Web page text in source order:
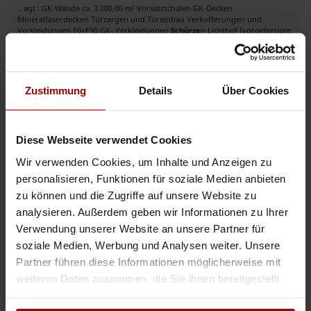
Zustimmung Details Über Cookies
Diese Webseite verwendet Cookies
Wir verwenden Cookies, um Inhalte und Anzeigen zu
personalisieren, Funktionen für soziale Medien anbieten
zu können und die Zugriffe auf unsere Website zu
analysieren. Außerdem geben wir Informationen zu Ihrer
Verwendung unserer Website an unsere Partner für
soziale Medien, Werbung und Analysen weiter. Unsere
Partner führen diese Informationen möglicherweise mit
weiteren Daten zusammen, die Sie ihnen bereitgestellt
.. agt : GK-Wände ca. 3.000,00 m² Vorsatzschalen GK-Decken
Mineralfaserdecken Türzargen und Türeinbau Verkofferungen und
Verkleidungen F0+F90 GK- Verkleidungen Schürzen Lichthof (vorgefertigte
6-8 Trockenbauer gesucht
Auftragswert: 135.000,00 EUR
.. agt : GK-Wände ca. 3.000,00 m² Vorsatzschalen GK-Decken
Mineralfaserdecken Türzargen und Türeinbau Verkofferungen und
Verkleidungen F0+F90 GK- Verkleidungen
Schürze
n Lichthof (vorgefertigte
Formteile) ..
Auftragin 90408, Nürnberg 24.07.2022